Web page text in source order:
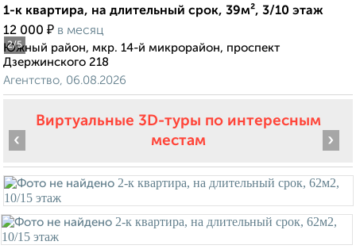
2/5
1-к квартира, на длительный срок, 39м², 3/10 этаж
12 000 ₽ в месяц
Южный район, мкр. 14-й микрорайон, проспект
Дзержинского 218
Агентство, 06.08.2026
Виртуальные 3D-туры по интересным
местам
‹ ›